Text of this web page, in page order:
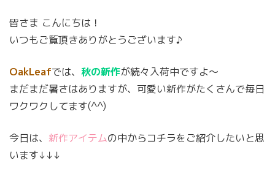
皆さま こんにちは！
いつもご覧頂きありがとうございます♪
OakLeafでは、 秋の新作が続々入荷中ですよ〜
まだまだ暑さはありますが、可愛い新作がたくさんで毎日
ワクワクしてます(^^)
今日は、 新作アイテムの中からコチラをご紹介したいと思
います↓↓↓